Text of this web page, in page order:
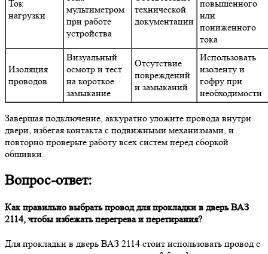
Ток
нагрузки
мультиметром
при работе
устройства
технической
документации
повышенного
или
пониженного
тока
Изоляция
проводов
Визуальный
осмотр и тест
на короткое
замыкание
Отсутствие
повреждений
и замыканий
Использовать
изоленту и
гофру при
необходимости
Завершая подключение, аккуратно уложите провода внутри
двери, избегая контакта с подвижными механизмами, и
повторно проверьте работу всех систем перед сборкой
обшивки.
Вопрос-ответ:
Как правильно выбрать провод для прокладки в дверь ВАЗ
2114, чтобы избежать перегрева и перетирания?
Для прокладки в дверь ВАЗ 2114 стоит использовать провод с